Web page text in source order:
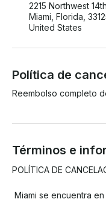
2215 Northwest
Miami, Florida,
United States
Política de
Reembolso completo
Términos e
POLÍTICA DE